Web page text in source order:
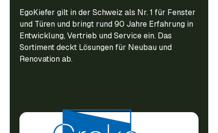
EgoKiefer gilt in der Schweiz als Nr. 1 für Fenster
und Türen und bringt rund 90 Jahre Erfahrung in
Entwicklung, Vertrieb und Service ein. Das
Sortiment deckt Lösungen für Neubau und
Renovation ab.